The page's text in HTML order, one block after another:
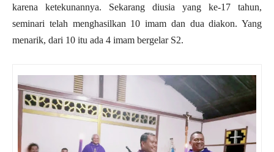
karena ketekunannya. Sekarang diusia yang ke-17 tahun,
seminari telah menghasilkan 10 imam dan dua diakon. Yang
menarik, dari 10 itu ada 4 imam bergelar S2.